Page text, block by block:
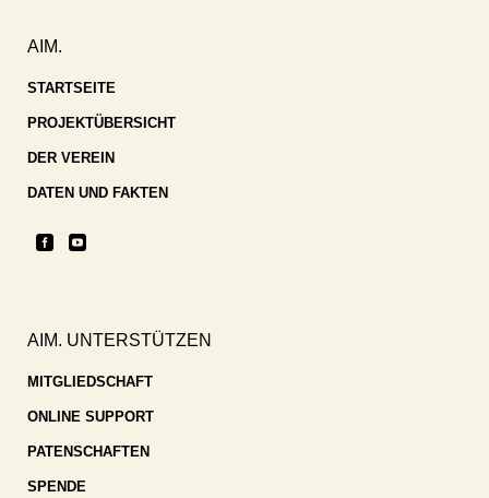
AIM.
STARTSEITE
PROJEKTÜBERSICHT
DER VEREIN
DATEN UND FAKTEN
AIM. UNTERSTÜTZEN
MITGLIEDSCHAFT
ONLINE SUPPORT
PATENSCHAFTEN
SPENDE